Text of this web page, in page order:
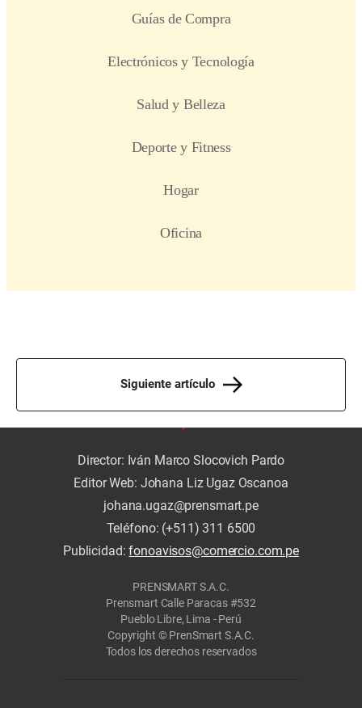
Siguiente artículo
Director: Iván Marco Slocovich Pardo
Editor Web: Johana Liz Ugaz Oscanoa
johana.ugaz@prensmart.pe
Teléfono: (+511) 311 6500
Publicidad:fonoavisos@comercio.com.pe
PRENSMART S.A.C.
Prensmart Calle Paracas #532
Pueblo Libre, Lima - Perú
Copyright © PrenSmart S.A.C.
Todos los derechos reservados